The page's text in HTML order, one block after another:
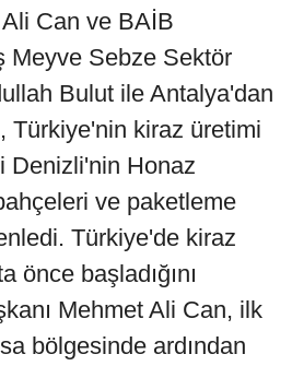
Can ve BAİB
Meyve Sebze Sektör
Bulut ile Antalya'dan
Türkiye'nin kiraz üretimi
Denizli'nin Honaz
ve paketleme
Türkiye'de kiraz
önce başladığını
Mehmet Ali Can, ilk
bölgesinde ardından